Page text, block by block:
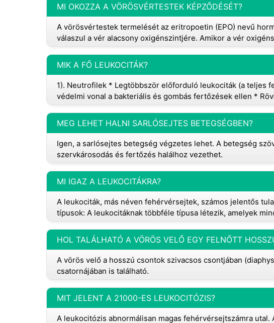
MI OKOZZA A VÖRÖSVÉRTESTEK KÉPZŐDÉSÉT?
A vörösvértestek termelését az eritropoetin (EPO) nevű
válaszul a vér alacsony oxigénszintjére. Amikor a vér
MIK A FŐ LEUKOCITÁK?
1). Neutrofilek * Legtöbbször előforduló leukociták (a teljes
védelmi vonal a bakteriális és gombás fertőzések ellen *
MEG LEHET HALNI SARLÓSEJTES BETEGSÉGBEN?
Igen, a sarlósejtes betegség végzetes lehet. A betegség
szervkárosodás és fertőzés halálhoz vezethet.
MI IGAZ A LEUKOCITÁKRA?
A leukociták, más néven fehérvérsejtek, számos jelentős
típusok: A leukocitáknak többféle típusa létezik, amelyek
HOL TALÁLHATÓ A VÖRÖS VELŐ EGY FELNŐTT
A vörös velő a hosszú csontok szivacsos csontjában
csatornájában is található.
MIT JELENT A 21000-ES LEUKOCITÓZIS?
A leukocitózis abnormálisan magas fehérvérsejtszámra